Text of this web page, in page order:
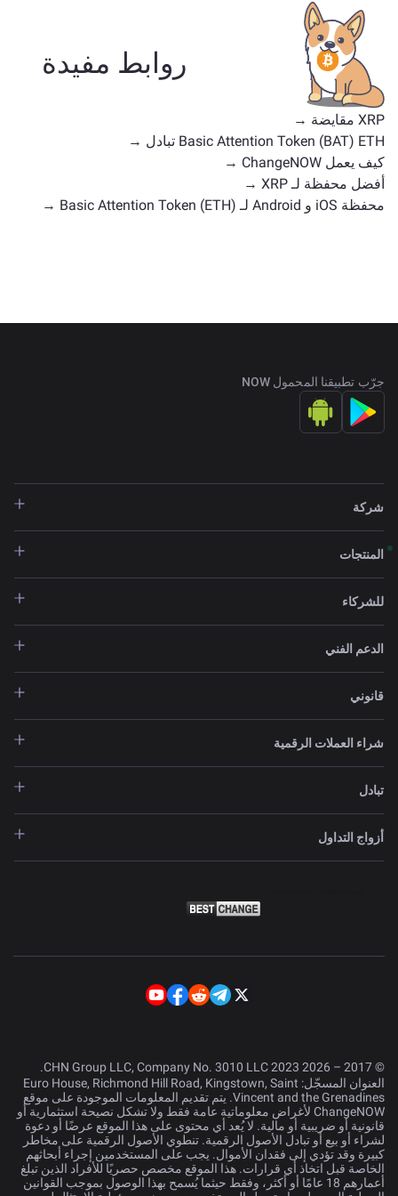
عملة مستقرة، رمزًا مرفقًا، عملة حوكمة، أو أي نوع آخر.
تشمل البدائل الشائعة عملات رقمية أخرى ذات حالات
استخدام أو مواقع سوق مماثلة. تحقق من جميع الأصول
المتاحة للتبادل علىالصفحة الرئيسية للتبادل
روابط مفيدة
XRP مقايضة →
Basic Attention Token (BAT) ETH تبادل →
كيف يعمل ChangeNOW →
أفضل محفظة لـ XRP →
محفظة iOS و Android لـ Basic Attention Token (ETH) →
جرّب تطبيقنا المحمول NOW
شركة
المنتجات
للشركاء
الدعم الفني
قانوني
شراء العملات الرقمية
تبادل
أزواج التداول
© 2017 – 2026 CHN Group LLC, Company No. 3010 LLC 2023.
العنوان المسجّل: Euro House, Richmond Hill Road, Kingstown, Saint
Vincent and the Grenadines. يتم تقديم المعلومات الموجودة على موقع
ChangeNOW لأغراض معلوماتية عامة فقط ولا تشكل نصيحة استثمارية أو
قانونية أو ضريبية أو مالية. لا يُعد أي محتوى على هذا الموقع عرضًا أو دعوة
لشراء أو بيع أو تبادل الأصول الرقمية. تنطوي الأصول الرقمية على مخاطر
كبيرة وقد تؤدي إلى فقدان الأموال. يجب على المستخدمين إجراء أبحاثهم
الخاصة قبل اتخاذ أي قرارات. هذا الموقع مخصص حصريًا للأفراد الذين تبلغ
أعمارهم 18 عامًا أو أكثر، وفقط حيثما يُسمح بهذا الوصول بموجب القوانين